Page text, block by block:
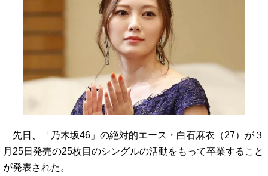
先日、「乃木坂46」の絶対的エース・白石麻衣（27）が３
月25日発売の25枚目のシングルの活動をもって卒業すること
が発表された。